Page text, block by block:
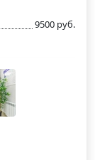
9500 руб.